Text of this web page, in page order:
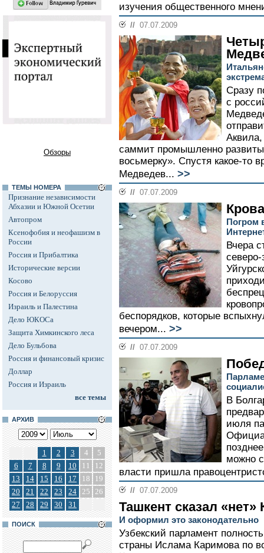
Обзоры
ТЕМЫ НОМЕРА
Признание независимости
Абхазии и Южной Осетии
Автопром
Ксенофобия и неофашизм в
России
Россия и Прибалтика
Исторические версии
Косово
Россия и Белоруссия
Израиль и Палестина
Дело ЮКОСа
Защита Химкинского леса
Дело Бульбова
Россия и финансовый кризис
Доллар
Россия и Израиль
все темы
АРХИВ
1 2 3 4
5
6
7 8 9 10 11
12
13
14 15 16 17 18
19
20
21 22 23 24 25 26
27
28 29 30 31
ПОИСК
изучения общественного
// 07.07.2009
Сразу
с
саммит промышленно
восьмерку». Спустя какое-то
Медведев... >>
// 07.07.2009
Погром
Вчера
беспорядков, которые
вечером... >>
// 07.07.2009
В
июля
можно
власти пришла
// 07.07.2009
Ташкент сказал
И оформил это законодательно
Узбекский парламент
страны Ислама Каримова по